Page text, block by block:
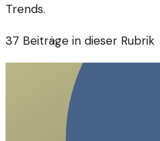
Trends.
37 Beiträge in dieser Rubrik